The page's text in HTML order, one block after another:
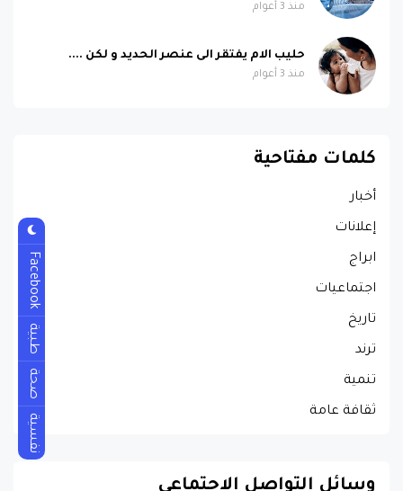
منذ 3 أعوام
حليب الام يفتقر الى عنصر الحديد و لكن ....
منذ 3 أعوام
كلمات مفتاحية
أخبار
إعلانات
ابراج
اجتماعيات
تاريخ
ترند
تنمية
ثقافة عامة
وسائل التواصل الاجتماعي
Facebook
طبية
صحة
نفسية